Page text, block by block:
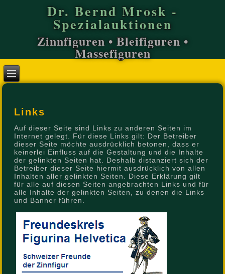
Dr. Bernd Mrosk -
Spezialauktionen
Zinnfiguren • Bleifiguren •
Massefiguren
Links
Auf dieser Seite sind Links zu anderen Seiten im
Internet gelegt. Für diese Links gilt: Der Betreiber
dieser Seite möchte ausdrücklich betonen, dass er
keinerlei Einfluss auf die Gestaltung und die Inhalte
der gelinkten Seiten hat. Deshalb distanziert sich der
Betreiber dieser Seite hiermit ausdrücklich von allen
Inhalten aller gelinkten Seiten. Diese Erklärung gilt
für alle auf diesen Seiten angebrachten Links und für
alle Inhalte der gelinkten Seiten, zu denen die Links
und Banner führen.